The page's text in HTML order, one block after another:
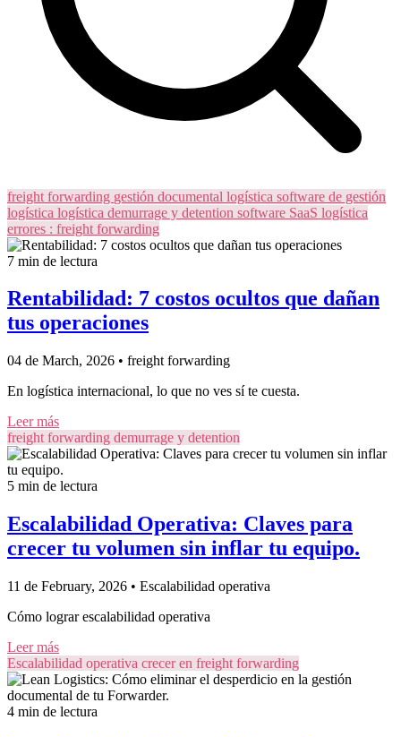
freight forwarding gestión documental logística software de gestión
logística logística demurrage y detention software SaaS logística
errores : freight forwarding
7 min de lectura
Rentabilidad: 7 costos ocultos que dañan
tus operaciones
04 de March, 2026 • freight forwarding
En logística internacional, lo que no ves sí te cuesta.
Leer más
freight forwarding demurrage y detention
5 min de lectura
Escalabilidad Operativa: Claves para
crecer tu volumen sin inflar tu equipo.
11 de February, 2026 • Escalabilidad operativa
Cómo lograr escalabilidad operativa
Leer más
Escalabilidad operativa crecer en freight forwarding
4 min de lectura